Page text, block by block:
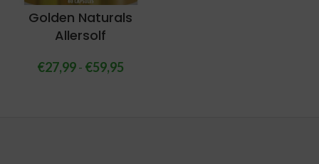
Golden Naturals
Allersolf
€27,99- €59,95